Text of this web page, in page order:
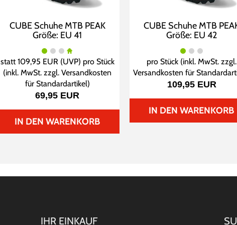
CUBE Schuhe MTB PEAK
Größe: EU 41
statt109,95 EUR (UVP) pro Stück
(inkl. MwSt. zzgl.Versandkosten
für Standardartikel)
69,95 EUR
IN DEN WARENKORB
CUBE Schuhe MTB
Größe: EU 42
pro Stück (inkl. MwSt. zzgl.
Versandkosten für
109,95 EUR
IN DEN WARENKORB
IHR EINKAUF